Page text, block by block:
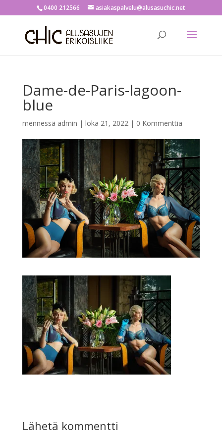
0400 212566 asiakaspalvelu@alusasuchic.net
Dame-de-Paris-lagoon-
blue
mennessä admin | loka 21, 2022| 0 Kommenttia
Lähetä kommentti